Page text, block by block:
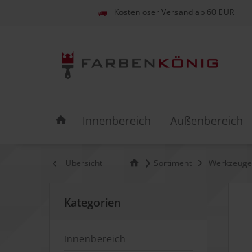
Kostenloser Versand ab 60 EUR
Innenbereich Außenbereich
Übersicht Sortiment Werkzeuge
Kategorien
Innenbereich